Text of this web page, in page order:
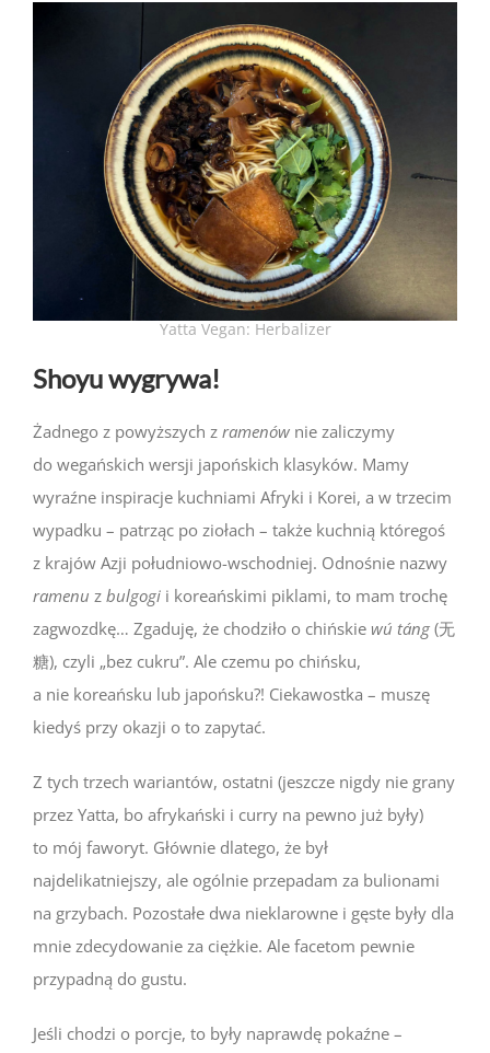
Yatta Vegan: Herbalizer
Shoyu wygrywa!
Żadnego z powyższych z ramenów nie zaliczymy
do wegańskich wersji japońskich klasyków. Mamy
wyraźne inspiracje kuchniami Afryki i Korei, a w trzecim
wypadku – patrząc po ziołach – także kuchnią któregoś
z krajów Azji południowo-wschodniej. Odnośnie nazwy
ramenu z bulgogi i koreańskimi piklami, to mam trochę
zagwozdkę… Zgaduję, że chodziło o chińskie wú táng (无
糖), czyli „bez cukru”. Ale czemu po chińsku,
a nie koreańsku lub japońsku?! Ciekawostka – muszę
kiedyś przy okazji o to zapytać.
Z tych trzech wariantów, ostatni (jeszcze nigdy nie grany
przez Yatta, bo afrykański i curry na pewno już były)
to mój faworyt. Głównie dlatego, że był
najdelikatniejszy, ale ogólnie przepadam za bulionami
na grzybach. Pozostałe dwa nieklarowne i gęste były dla
mnie zdecydowanie za ciężkie. Ale facetom pewnie
przypadną do gustu.
Jeśli chodzi o porcje, to były naprawdę pokaźne –